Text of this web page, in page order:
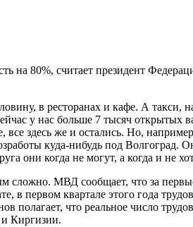
на 80%, считает президент
в ресторанах и кафе. А такси,
у нас больше 7 тысяч
здесь же и остались. Но,
куда-нибудь под Волгоград.
они когда не могут, а когда и не
МВД сообщает, что за
в первом квартале этого года
полагает, что реальное число
и Киргизии.